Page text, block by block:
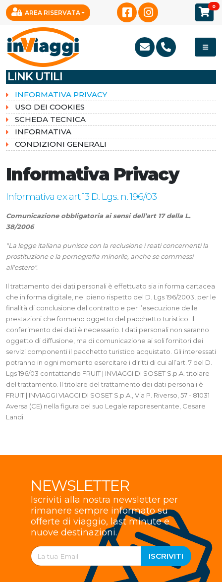
AREA RISERVATA
0
LINK UTILI
INFORMATIVA PRIVACY
USO DEI COOKIES
SCHEDA TECNICA
INFORMATIVA
CONDIZIONI GENERALI
Informativa Privacy
Informativa ex art 13 D. Lgs. n. 196/03
Comunicazione obbligatoria ai sensi dell’art 17 della L.
38/2006
"La legge italiana punisce con la reclusione i reati concernenti la
prostituzione e la pornografia minorile, anche se commessi
all'estero".
Il trattamento dei dati personali è effettuato sia in forma cartacea
che in forma digitale, nel pieno rispetto del D. Lgs 196/2003, per le
finalità di conclusione del contratto e per l’esecuzione delle
prestazioni che formano oggetto del pacchetto turistico. Il
conferimento dei dati è necessario. I dati personali non saranno
oggetto di diffusione, ma di comunicazione ai soli fornitori dei
servizi componenti il pacchetto turistico acquistato. Gli interessati
potranno in ogni momento esercitare i diritti di cui all’art. 7 del D.
Lgs 196/03 contattando FRUIT | INVIAGGI DI SOSET S.p.A. titolare
del trattamento. Il titolare del trattamento dei dati personali è
FRUIT | INVIAGGI VIAGGI DI SOSET S.p.A., Via P. Riverso, 57 - 81031
Aversa (CE) nella figura del suo Legale rappresentante, Cesare
Landi.
NEWSLETTER
Iscriviti alla nostra newsletter per
rimanere sempre informato su
offerte di viaggio, last minute e
nuove destinazioni.
ISCRIVITI